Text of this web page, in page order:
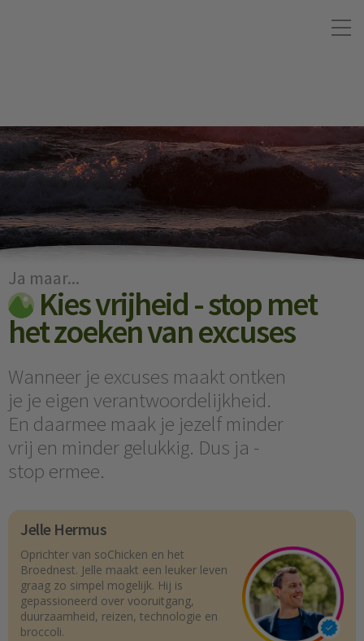
Ja maar...
Kies vrijheid - stop met
het zoeken van excuses
Wanneer je excuses maakt ontken
je je eigen verantwoordelijkheid.
En daarmee maak je jezelf minder
vrij en minder gelukkig. Dus ja -
stop ermee.
Jelle Hermus
Oprichter van soChicken en het
Broednest. Jelle maakt een leuker leven
graag zo simpel mogelijk. Hij is
gepassioneerd over vooruitgang,
duurzaamheid, reizen, technologie en
broccoli.